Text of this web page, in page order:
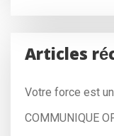
Articles
Votre force est
COMMUNIQUE